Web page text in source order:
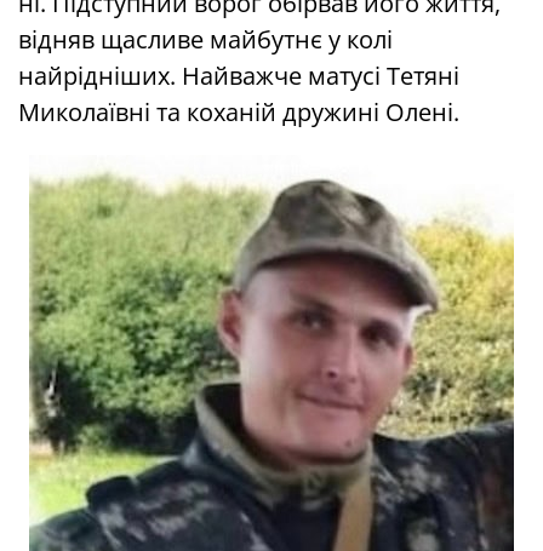
відняв щасливе майбутнє у колі
найрідніших. Найважче матусі Тетяні
Миколаївні та коханій дружині Олені.